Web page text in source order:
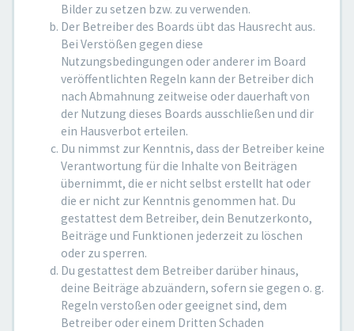
Bilder zu setzen bzw. zu verwenden.
Der Betreiber des Boards übt das Hausrecht aus.
Bei Verstößen gegen diese
Nutzungsbedingungen oder anderer im Board
veröffentlichten Regeln kann der Betreiber dich
nach Abmahnung zeitweise oder dauerhaft von
der Nutzung dieses Boards ausschließen und dir
ein Hausverbot erteilen.
Du nimmst zur Kenntnis, dass der Betreiber keine
Verantwortung für die Inhalte von Beiträgen
übernimmt, die er nicht selbst erstellt hat oder
die er nicht zur Kenntnis genommen hat. Du
gestattest dem Betreiber, dein Benutzerkonto,
Beiträge und Funktionen jederzeit zu löschen
oder zu sperren.
Du gestattest dem Betreiber darüber hinaus,
deine Beiträge abzuändern, sofern sie gegen o. g.
Regeln verstoßen oder geeignet sind, dem
Betreiber oder einem Dritten Schaden